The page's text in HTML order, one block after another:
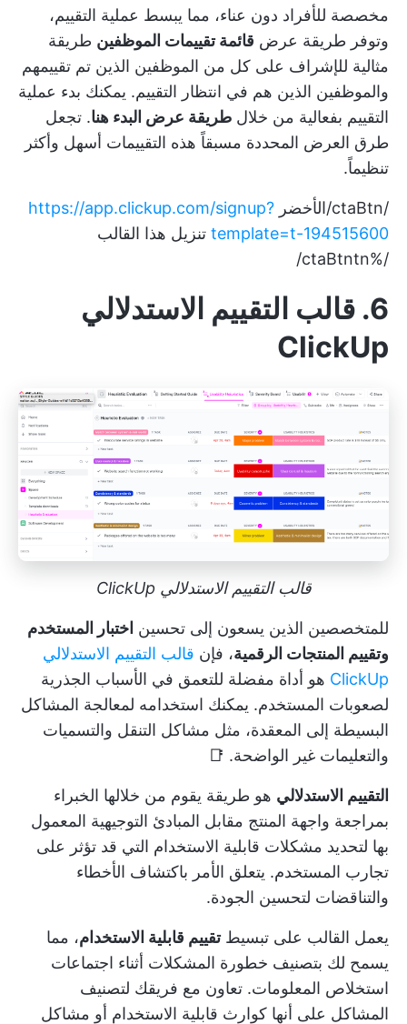
مخصصة للأفراد دون عناء، مما يبسط عملية التقييم،
وتوفر طريقة عرض قائمة تقييمات الموظفين طريقة
مثالية للإشراف على كل من الموظفين الذين تم تقييمهم
والموظفين الذين هم في انتظار التقييم. يمكنك بدء عملية
التقييم بفعالية من خلال طريقة عرض البدء هنا. تجعل
طرق العرض المحددة مسبقاً هذه التقييمات أسهل وأكثر
تنظيماً.
/ctaBtn/الأخضر
https://app.clickup.com/signup?
template=t-194515600 تنزيل هذا القالب
/%ctaBtntn/
6. قالب التقييم الاستدلالي
ClickUp
قالب التقييم الاستدلالي ClickUp
للمتخصصين الذين يسعون إلى تحسين اختبار المستخدم
وتقييم المنتجات الرقمية، فإن قالب التقييم الاستدلالي
ClickUp هو أداة مفضلة للتعمق في الأسباب الجذرية
لصعوبات المستخدم. يمكنك استخدامه لمعالجة المشاكل
البسيطة إلى المعقدة، مثل مشاكل التنقل والتسميات
والتعليمات غير الواضحة. 📑
التقييم الاستدلالي هو طريقة يقوم من خلالها الخبراء
بمراجعة واجهة المنتج مقابل المبادئ التوجيهية المعمول
بها لتحديد مشكلات قابلية الاستخدام التي قد تؤثر على
تجارب المستخدم. يتعلق الأمر باكتشاف الأخطاء
والتناقضات لتحسين الجودة.
يعمل القالب على تبسيطتقييم قابلية الاستخدام، مما
يسمح لك بتصنيف خطورة المشكلات أثناء اجتماعات
استخلاص المعلومات. تعاون مع فريقك لتصنيف
المشاكل على أنها كوارث قابلية الاستخدام أو مشاكل